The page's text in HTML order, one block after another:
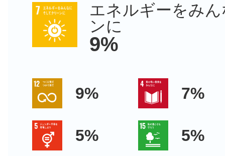
エネルギーをみ
ンに
9%
9% 7%
5% 5%